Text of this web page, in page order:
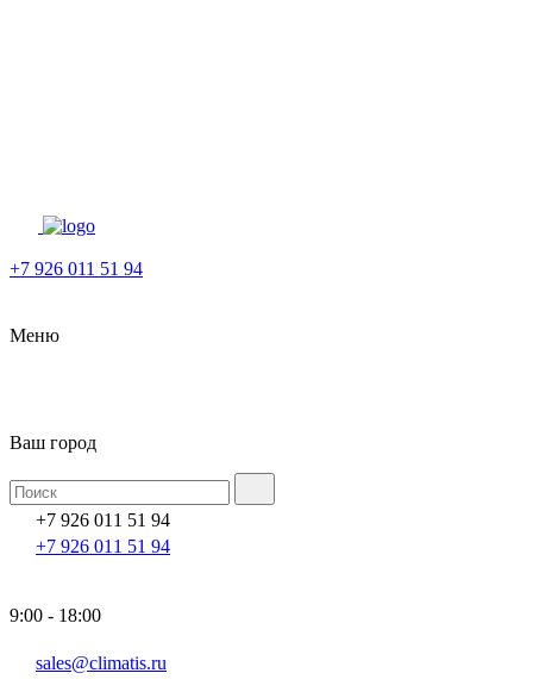
+7 926 011 51 94
Меню
Ваш город
+7 926 011 51 94
+7 926 011 51 94
9:00 - 18:00
sales@climatis.ru